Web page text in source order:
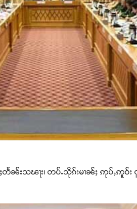
တႅၼ်းသၽႃး၊ တပ်ႉသိုၵ်းမၢၼ်ႈ ဢုပ်ႇဢူဝ်